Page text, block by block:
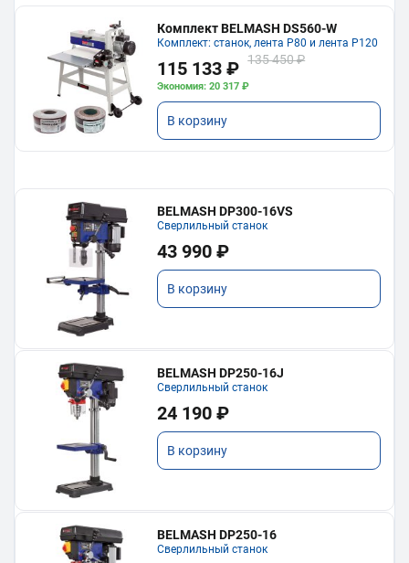
Комплект BELMASH DS560-W
Комплект: станок, лента P80 и лента P120
115 133 ₽ 135 450 ₽
Экономия: 20 317 ₽
В корзину
BELMASH DP300-16VS
Сверлильный станок
43 990 ₽
В корзину
BELMASH DP250-16J
Сверлильный станок
24 190 ₽
В корзину
BELMASH DP250-16
Сверлильный станок